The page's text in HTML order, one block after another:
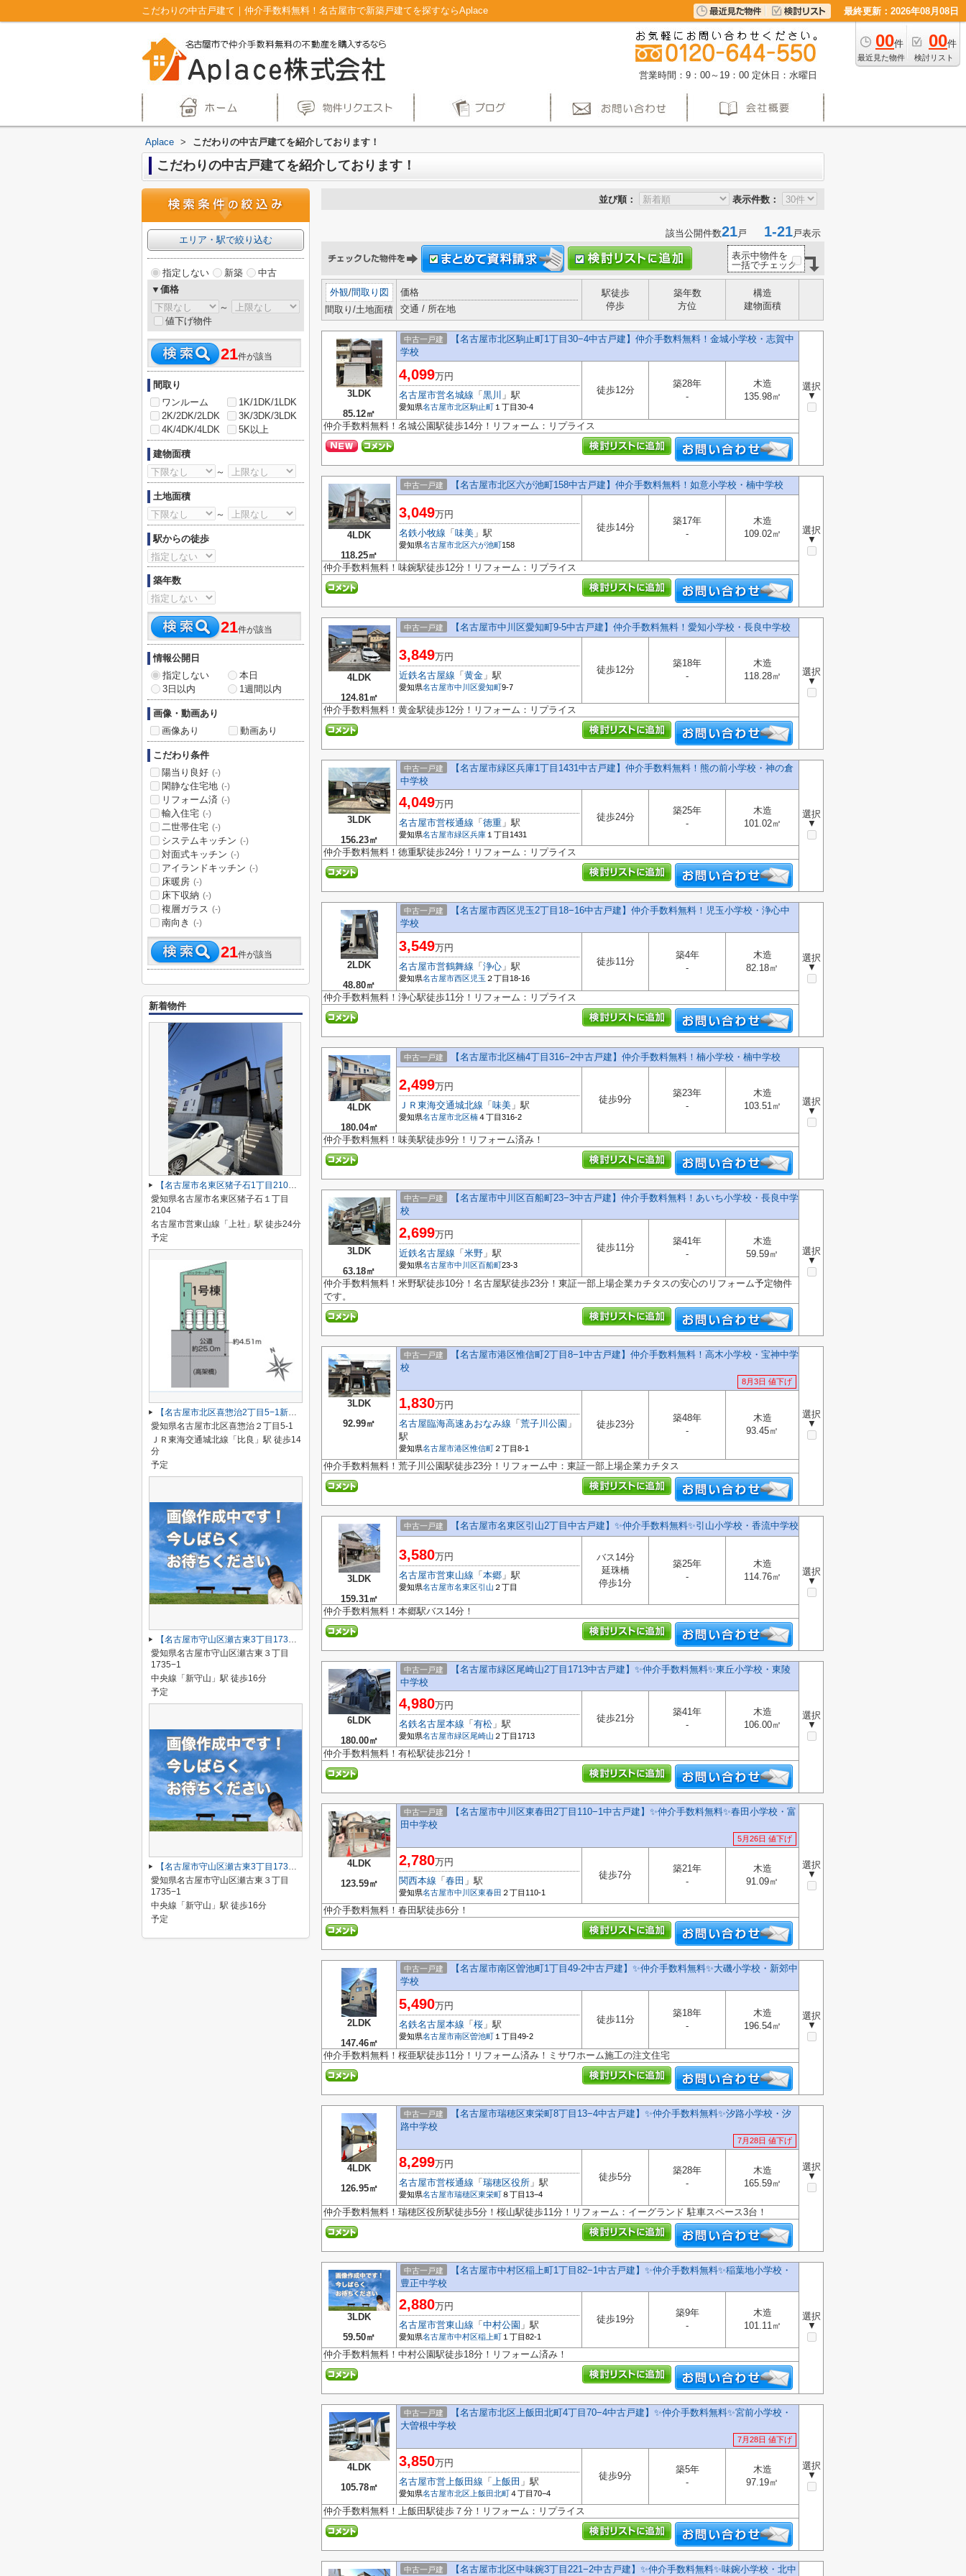
こだわりの中古戸建て｜仲介手数料無料！名古屋市で新築戸建てを探すならAplace 最終更新：2026年08月08日
00件
最近見た物件
00件
検討リスト
営業時間：9：00～19：00 定休日：水曜日
Aplace > こだわりの中古戸建てを紹介しております！
こだわりの中古戸建てを紹介しております！
並び順： 表示件数：
該当公開件数21戸 1-21戸表示
表示中物件を
一括でチェック
外観/間取り図
間取り/土地面積
価格
交通 / 所在地
駅徒歩
停歩
築年数
方位
構造
建物面積
3LDK
85.12㎡
中古一戸建
【名古屋市北区駒止町1丁目30−4中古戸建】仲介手数料無料！金城小学校・志賀中
学校
選択
▼
4,099万円
名古屋市営名城線 「 黒川 」駅
愛知県名古屋市北区駒止町 １丁目30-4
徒歩12分
築28年
-
木造
135.98㎡
仲介手数料無料！名城公園駅徒歩14分！リフォーム：リプライス
4LDK
118.25㎡
中古一戸建 【名古屋市北区六が池町158中古戸建】仲介手数料無料！如意小学校・楠中学校
選択
▼
3,049万円
名鉄小牧線 「 味美 」駅
愛知県名古屋市北区六が池町158
徒歩14分
築17年
-
木造
109.02㎡
仲介手数料無料！味鋺駅徒歩12分！リフォーム：リプライス
4LDK
124.81㎡
中古一戸建 【名古屋市中川区愛知町9-5中古戸建】仲介手数料無料！愛知小学校・長良中学校
選択
▼
3,849万円
近鉄名古屋線 「 黄金 」駅
愛知県名古屋市中川区愛知町9-7
徒歩12分
築18年
-
木造
118.28㎡
仲介手数料無料！黄金駅徒歩12分！リフォーム：リプライス
3LDK
156.23㎡
中古一戸建
【名古屋市緑区兵庫1丁目1431中古戸建】仲介手数料無料！熊の前小学校・神の倉
中学校
選択
▼
4,049万円
名古屋市営桜通線 「 徳重 」駅
愛知県名古屋市緑区兵庫 １丁目1431
徒歩24分
築25年
-
木造
101.02㎡
仲介手数料無料！徳重駅徒歩24分！リフォーム：リプライス
2LDK
48.80㎡
中古一戸建
【名古屋市西区児玉2丁目18−16中古戸建】仲介手数料無料！児玉小学校・浄心中
学校
選択
▼
3,549万円
名古屋市営鶴舞線 「 浄心 」駅
愛知県名古屋市西区児玉 ２丁目18-16
徒歩11分
築4年
-
木造
82.18㎡
仲介手数料無料！浄心駅徒歩11分！リフォーム：リプライス
4LDK
180.04㎡
中古一戸建 【名古屋市北区楠4丁目316−2中古戸建】仲介手数料無料！楠小学校・楠中学校
選択
▼
2,499万円
ＪＲ東海交通城北線 「 味美 」駅
愛知県名古屋市北区楠４丁目316-2
徒歩9分
築23年
-
木造
103.51㎡
仲介手数料無料！味美駅徒歩9分！リフォーム済み！
3LDK
63.18㎡
中古一戸建
【名古屋市中川区百船町23−3中古戸建】仲介手数料無料！あいち小学校・長良中学
校
選択
▼
2,699万円
近鉄名古屋線 「 米野 」駅
愛知県名古屋市中川区百船町23-3
徒歩11分
築41年
-
木造
59.59㎡
仲介手数料無料！米野駅徒歩10分！名古屋駅徒歩23分！東証一部上場企業カチタスの安心のリフォーム予定物件
です。
3LDK
92.99㎡
中古一戸建
【名古屋市港区惟信町2丁目8−1中古戸建】仲介手数料無料！高木小学校・宝神中学
校
8月3日 値下げ
選択
▼
1,830万円
名古屋臨海高速あおなみ線 「 荒子川公園 」
駅
愛知県名古屋市港区惟信町 ２丁目8-1
徒歩23分
築48年
-
木造
93.45㎡
仲介手数料無料！荒子川公園駅徒歩23分！リフォーム中：東証一部上場企業カチタス
3LDK
159.31㎡
中古一戸建 【名古屋市名東区引山2丁目中古戸建】✨️仲介手数料無料✨️引山小学校・香流中学校
選択
▼
3,580万円
名古屋市営東山線 「 本郷 」駅
愛知県名古屋市名東区引山 ２丁目
バス14分
延珠橋
停歩1分
築25年
-
木造
114.76㎡
仲介手数料無料！本郷駅バス14分！
6LDK
180.00㎡
中古一戸建
【名古屋市緑区尾崎山2丁目1713中古戸建】✨️仲介手数料無料✨️東丘小学校・東陵
中学校
選択
▼
4,980万円
名鉄名古屋本線 「 有松 」駅
愛知県名古屋市緑区尾崎山 ２丁目1713
徒歩21分
築41年
-
木造
106.00㎡
仲介手数料無料！有松駅徒歩21分！
4LDK
123.59㎡
中古一戸建
【名古屋市中川区東春田2丁目110−1中古戸建】✨️仲介手数料無料✨️春田小学校・富
田中学校
5月26日 値下げ
選択
▼
2,780万円
関西本線 「 春田 」駅
愛知県名古屋市中川区東春田 ２丁目110-1
徒歩7分
築21年
-
木造
91.09㎡
仲介手数料無料！春田駅徒歩6分！
2LDK
147.46㎡
中古一戸建
【名古屋市南区曽池町1丁目49-2中古戸建】✨️仲介手数料無料✨️大磯小学校・新郊中
学校
選択
▼
5,490万円
名鉄名古屋本線 「 桜 」駅
愛知県名古屋市南区曽池町 １丁目49-2
徒歩11分
築18年
-
木造
196.54㎡
仲介手数料無料！桜亜駅徒歩11分！リフォーム済み！ミサワホーム施工の注文住宅
4LDK
126.95㎡
中古一戸建
【名古屋市瑞穂区東栄町8丁目13−4中古戸建】✨️仲介手数料無料✨️汐路小学校・汐
路中学校
7月28日 値下げ
選択
▼
8,299万円
名古屋市営桜通線 「 瑞穂区役所 」駅
愛知県名古屋市瑞穂区東栄町８丁目13−4
徒歩5分
築28年
-
木造
165.59㎡
仲介手数料無料！瑞穂区役所駅徒歩5分！桜山駅徒歩11分！リフォーム：イーグランド 駐車スペース3台！
3LDK
59.50㎡
中古一戸建
【名古屋市中村区稲上町1丁目82−1中古戸建】✨️仲介手数料無料✨️稲葉地小学校・
豊正中学校
選択
▼
2,880万円
名古屋市営東山線 「 中村公園 」駅
愛知県名古屋市中村区稲上町 １丁目82-1
徒歩19分
築9年
-
木造
101.11㎡
仲介手数料無料！中村公園駅徒歩18分！リフォーム済み！
4LDK
105.78㎡
中古一戸建
【名古屋市北区上飯田北町4丁目70−4中古戸建】✨️仲介手数料無料✨️宮前小学校・
大曽根中学校
7月28日 値下げ
選択
▼
3,850万円
名古屋市営上飯田線 「 上飯田 」駅
愛知県名古屋市北区 上飯田北町４丁目70−4
徒歩9分
築5年
-
木造
97.19㎡
仲介手数料無料！上飯田駅徒歩７分！リフォーム：リプライス
中古一戸建 【名古屋市北区中味鋺3丁目221−2中古戸建】✨️仲介手数料無料✨️味鋺小学校・北中
エリア・駅で絞り込む
指定しない 新築
中古
▼価格
～
値下げ物件
21件が該当
間取り
ワンルーム
1K/1DK/1LDK
2K/2DK/2LDK
3K/3DK/3LDK
4K/4DK/4LDK
5K以上
建物面積
～
土地面積
～
駅からの徒歩
築年数
21件が該当
情報公開日
指定しない
本日
3日以内
1週間以内
画像・動画あり
画像あり
動画あり
こだわり条件
陽当り良好 (-)
閑静な住宅地 (-)
リフォーム済 (-)
輸入住宅 (-)
二世帯住宅 (-)
システムキッチン (-)
対面式キッチン (-)
アイランドキッチン (-)
床暖房 (-)
床下収納 (-)
複層ガラス (-)
南向き (-)
21件が該当
新着物件
【名古屋市名東区猪子石1丁目2104新築戸建2号棟】✨️仲介手数料無料✨️猪子石小学校・猪高中学校
愛知県名古屋市名東区猪子石１丁目
2104
名古屋市営東山線「上社」駅 徒歩24分
予定
【名古屋市北区喜惣治2丁目5−1新築戸建】仲介手数料無料！楠西小学校・楠中学校
愛知県名古屋市北区喜惣治２丁目5-1
ＪＲ東海交通城北線「比良」駅 徒歩14
分
予定
【名古屋市守山区瀬古東3丁目1735−1新築戸建1号棟】仲介手数料無料！瀬古小学校・守山西中学校
愛知県名古屋市守山区瀬古東３丁目
1735−1
中央線「新守山」駅 徒歩16分
予定
【名古屋市守山区瀬古東3丁目1735−1新築戸建4号棟】仲介手数料無料！瀬古小学校・守山西中学校
愛知県名古屋市守山区瀬古東３丁目
1735−1
中央線「新守山」駅 徒歩16分
予定